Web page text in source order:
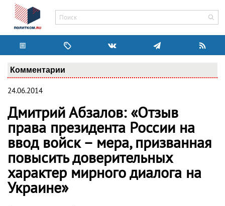
Комментарии
24.06.2014
Дмитрий Абзалов: «Отзыв
права президента России на
ввод войск – мера, призванная
повысить доверительных
характер мирного диалога на
Украине»